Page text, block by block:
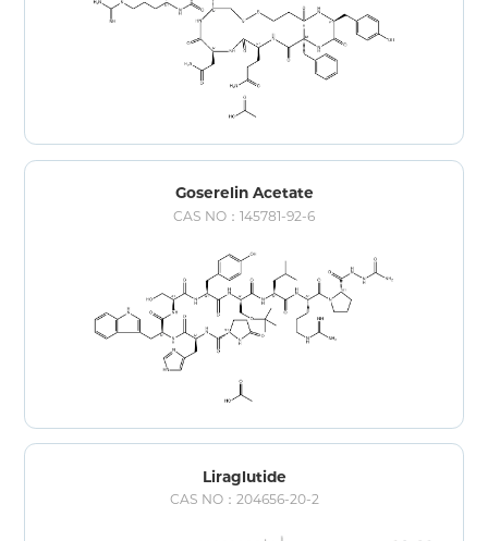
Goserelin Acetate
CAS NO：145781-92-6
Liraglutide
CAS NO：204656-20-2